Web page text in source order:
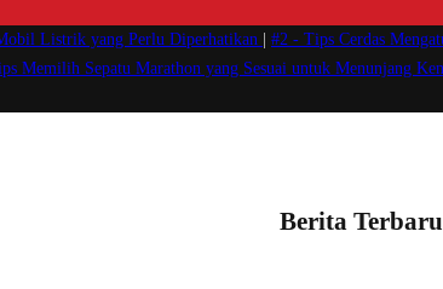
Listrik yang Perlu Diperhatikan #2 - Tips Cerdas
Memilih Sepatu Marathon yang Sesuai untuk Menunjang
Berita Terbaru